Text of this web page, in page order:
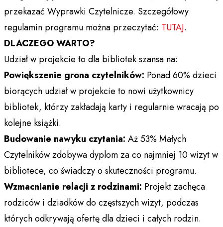
przekazać Wyprawki Czytelnicze. Szczegółowy
regulamin programu można przeczytać: TUTAJ.
DLACZEGO WARTO?
Udział w projekcie to dla bibliotek szansa na:
Powiększenie grona czytelników: Ponad 60% dzieci
biorących udział w projekcie to nowi użytkownicy
bibliotek, którzy zakładają karty i regularnie wracają po
kolejne książki.
Budowanie nawyku czytania: Aż 53% Małych
Czytelników zdobywa dyplom za co najmniej 10 wizyt w
bibliotece, co świadczy o skuteczności programu.
Wzmacnianie relacji z rodzinami: Projekt zachęca
rodziców i dziadków do częstszych wizyt, podczas
których odkrywają ofertę dla dzieci i całych rodzin.